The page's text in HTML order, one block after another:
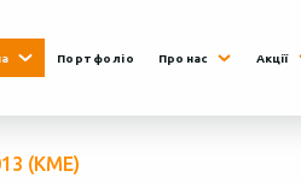
Портфоліо Про нас Акції
(КМЕ)